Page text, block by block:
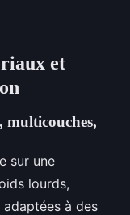
et
sur une
lourds,
à des